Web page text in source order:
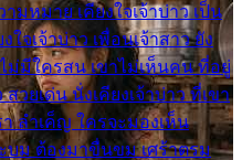
มหมาย เคียงใจเจ้าบ่าว เป็น
จเจ้าบ่าว เพื่อนเจ้าสาว ยัง
มีใครสน เขาไม่เห็นคน ที่อยู่
วยเด่น นั่งเคียงเจ้าบ่าว ที่เขา
า ลำเค็ญ ใครจะมองเห็น
บม ต้องมาขื่นขม เศร้าตรม